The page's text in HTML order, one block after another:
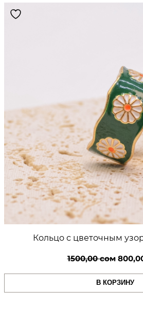
Кольцо с цветочным
1500,00сом
цена
В КОРЗИНУ